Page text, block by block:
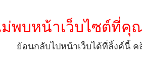
พบหน้าเว็บไซต์ที่คุ
ย้อนกลับไปหน้าเว็บได้ที่ลิ้งค์นี้ ค